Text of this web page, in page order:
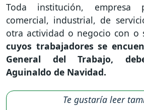
Toda institución, empresa
comercial, industrial, de
otra actividad o negocio con o
cuyos trabajadores se
General del Trabajo,
Aguinaldo de Navidad.
Te gustaría leer